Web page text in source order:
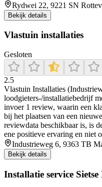
Rydwei 22, 9221 SN
Bekijk details
Vlastuin installaties
Gesloten
2.5
Vlastuin Installaties
loodgieters-/installatiebedrijf
invoer 1 review, waarin een
bij het plaatsen van een
reviewdata beschikbaar is, is
ene positieve ervaring en niet
Industrieweg 6, 9363 TB
Bekijk details
Installatie service